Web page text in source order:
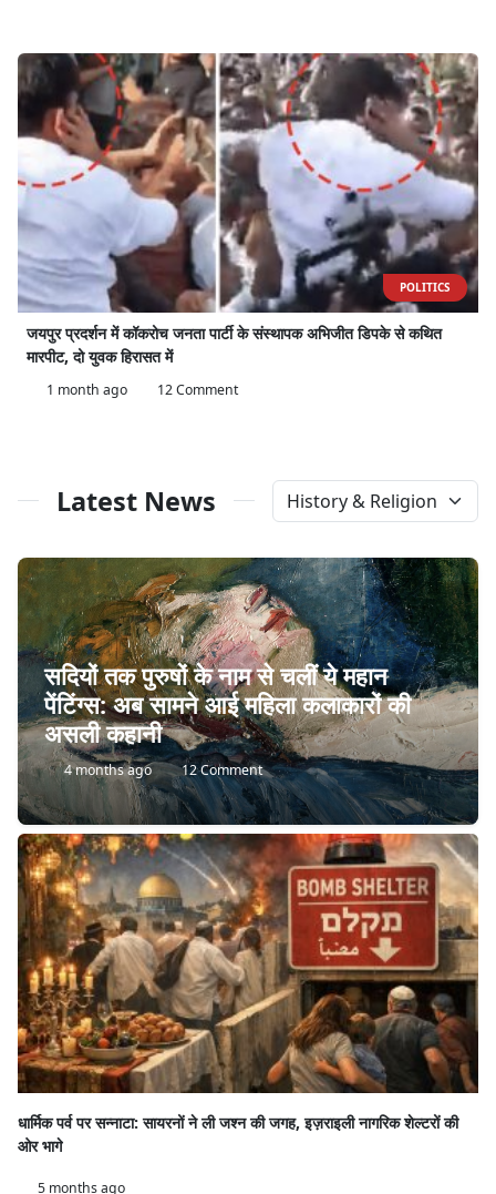
POLITICS
जयपुर प्रदर्शन में कॉकरोच जनता पार्टी के संस्थापक अभिजीत डिपके से कथित
मारपीट, दो युवक हिरासत में
1 month ago 12 Comment
Latest News
सदियों तक पुरुषों के नाम से चलीं ये महान
पेंटिंग्स: अब सामने आई महिला कलाकारों की
असली कहानी
4 months ago 12 Comment
धार्मिक पर्व पर सन्नाटा: सायरनों ने ली जश्न की जगह, इज़राइली नागरिक शेल्टरों की
ओर भागे
5 months ago